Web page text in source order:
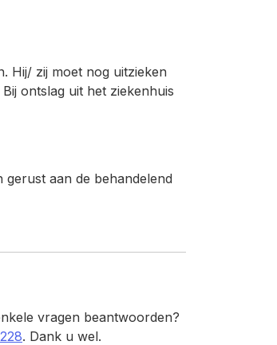
Hij/ zij moet nog uitzieken
ontslag uit het ziekenhuis
aan de behandelend
vragen beantwoorden?
. Dank u wel.